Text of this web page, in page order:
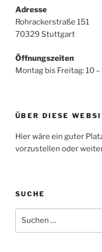
Adresse
Rohrackerstraße 151
70329 Stuttgart
Öffnungszeiten
Montag bis Freitag: 10 –
ÜBER DIESE
Hier wäre ein guter
vorzustellen oder
SUCHE
nach: